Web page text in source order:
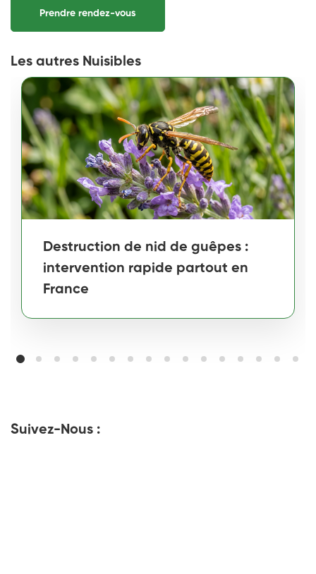
Prendre rendez-vous
Les autres Nuisibles
Destruction de nid de guêpes :
intervention rapide partout en
France
Suivez-Nous :